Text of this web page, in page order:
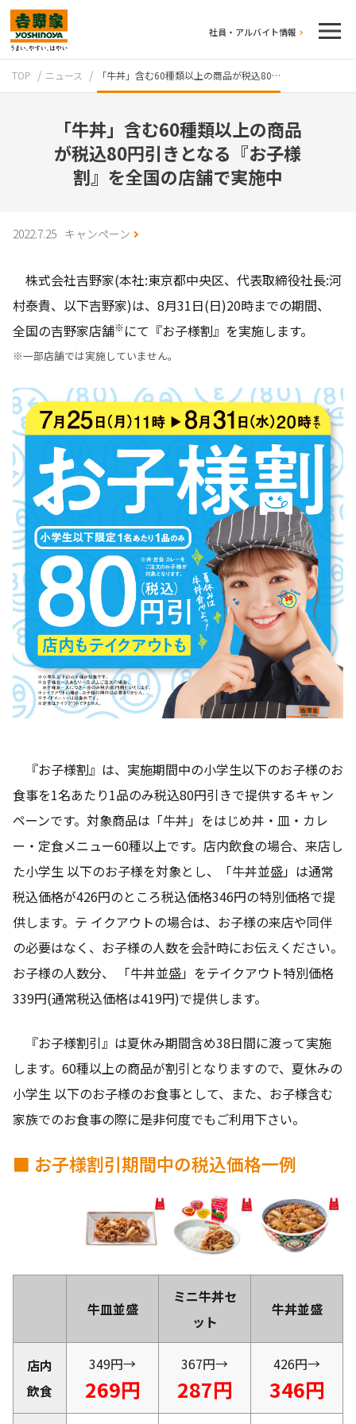
社員・アルバイト情報
牛丼のこだわり
TOP ニュース 「牛丼」含む60種類以上の商品が税込80…
「牛丼」含む60種類以上の商品
が税込80円引きとなる『お子様
割』を全国の店舗で実施中
2022.7.25 キャンペーン
株式会社吉野家(本社:東京都中央区、代表取締役社長:河
村泰貴、以下吉野家)は、8月31日(日)20時までの期間、
全国の吉野家店舗※にて『お子様割』を実施します。
※一部店舗では実施していません。
『お子様割』は、実施期間中の小学生以下のお子様のお
食事を1名あたり1品のみ税込80円引きで提供するキャン
ペーンです。対象商品は「牛丼」をはじめ丼・皿・カレ
ー・定食メニュー60種以上です。店内飲食の場合、来店し
た小学生 以下のお子様を対象とし、「牛丼並盛」は通常
税込価格が426円のところ税込価格346円の特別価格で提
供します。テ イクアウトの場合は、お子様の来店や同伴
の必要はなく、お子様の人数を会計時にお伝えください。
お子様の人数分、 「牛丼並盛」をテイクアウト特別価格
339円(通常税込価格は419円)で提供します。
『お子様割引』は夏休み期間含め38日間に渡って実施
します。60種以上の商品が割引となりますので、夏休みの
小学生 以下のお子様のお食事として、また、お子様含む
家族でのお食事の際に是非何度でもご利用下さい。
■ お子様割引期間中の税込価格一例
牛皿並盛
ミニ牛丼セ
ット
牛丼並盛
店内
飲食
349円→
269円
367円→
287円
426円→
346円